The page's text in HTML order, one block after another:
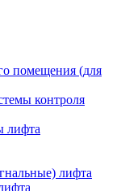
помещения (для
контроля
лифта
лифта